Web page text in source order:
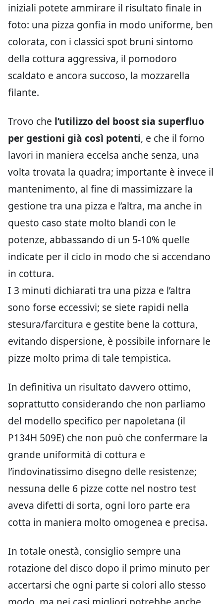
iniziali potete ammirare il risultato finale in
foto: una pizza gonfia in modo uniforme, ben
colorata, con i classici spot bruni sintomo
della cottura aggressiva, il pomodoro
scaldato e ancora succoso, la mozzarella
filante.
Trovo che l’utilizzo del boost sia superfluo
per gestioni già così potenti, e che il forno
lavori in maniera eccelsa anche senza, una
volta trovata la quadra; importante è invece il
mantenimento, al fine di massimizzare la
gestione tra una pizza e l’altra, ma anche in
questo caso state molto blandi con le
potenze, abbassando di un 5-10% quelle
indicate per il ciclo in modo che si accendano
in cottura.
I 3 minuti dichiarati tra una pizza e l’altra
sono forse eccessivi; se siete rapidi nella
stesura/farcitura e gestite bene la cottura,
evitando dispersione, è possibile infornare le
pizze molto prima di tale tempistica.
In definitiva un risultato davvero ottimo,
soprattutto considerando che non parliamo
del modello specifico per napoletana (il
P134H 509E) che non può che confermare la
grande uniformità di cottura e
l’indovinatissimo disegno delle resistenze;
nessuna delle 6 pizze cotte nel nostro test
aveva difetti di sorta, ogni loro parte era
cotta in maniera molto omogenea e precisa.
In totale onestà, consiglio sempre una
rotazione del disco dopo il primo minuto per
accertarsi che ogni parte si colori allo stesso